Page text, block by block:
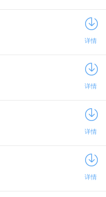
详情
详情
详情
详情